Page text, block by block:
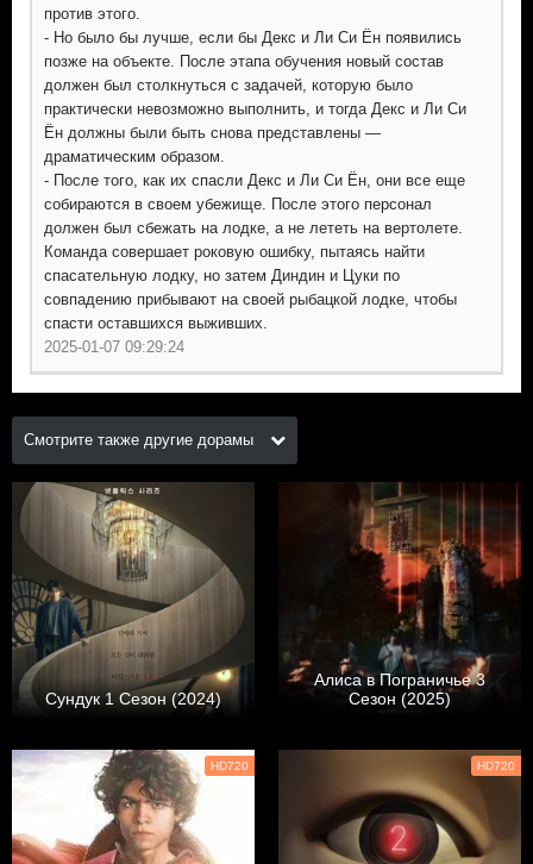
против этого.
- Но было бы лучше, если бы Декс и Ли Си Ён появились
позже на объекте. После этапа обучения новый состав
должен был столкнуться с задачей, которую было
практически невозможно выполнить, и тогда Декс и Ли Си
Ён должны были быть снова представлены —
драматическим образом.
- После того, как их спасли Декс и Ли Си Ён, они все еще
собираются в своем убежище. После этого персонал
должен был сбежать на лодке, а не лететь на вертолете.
Команда совершает роковую ошибку, пытаясь найти
спасательную лодку, но затем Диндин и Цуки по
совпадению прибывают на своей рыбацкой лодке, чтобы
спасти оставшихся выживших.
2025-01-07 09:29:24
Смотрите также другие дорамы
Сундук 1 Сезон (2024)
Алиса в Пограничье 3
Сезон (2025)
HD720 HD720